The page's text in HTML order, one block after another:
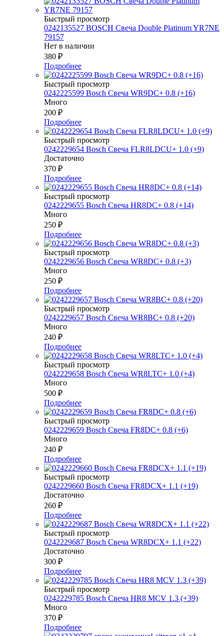
Быстрый просмотр
0242135527 BOSСH Свеча Double Platinum YR7NE
79157
Нет в наличии
380 ₽
Подробнее
Быстрый просмотр
0242225599 Bosch Свеча WR9DC+ 0.8 (+16)
Много
200 ₽
Подробнее
Быстрый просмотр
0242229654 Bosch Свеча FLR8LDCU+ 1.0 (+9)
Достаточно
370 ₽
Подробнее
Быстрый просмотр
0242229655 Bosch Свеча HR8DC+ 0.8 (+14)
Много
250 ₽
Подробнее
Быстрый просмотр
0242229656 Bosch Свеча WR8DC+ 0.8 (+3)
Много
250 ₽
Подробнее
Быстрый просмотр
0242229657 Bosch Свеча WR8BC+ 0.8 (+20)
Много
240 ₽
Подробнее
Быстрый просмотр
0242229658 Bosch Свеча WR8LTC+ 1.0 (+4)
Много
500 ₽
Подробнее
Быстрый просмотр
0242229659 Bosch Свеча FR8DC+ 0.8 (+6)
Много
240 ₽
Подробнее
Быстрый просмотр
0242229660 Bosch Свеча FR8DCX+ 1.1 (+19)
Достаточно
260 ₽
Подробнее
Быстрый просмотр
0242229687 Bosch Свеча WR8DCX+ 1.1 (+22)
Достаточно
300 ₽
Подробнее
Быстрый просмотр
0242229785 Bosch Свеча HR8 MCV 1.3 (+39)
Много
370 ₽
Подробнее